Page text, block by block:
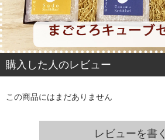
購入した人のレビュー
この商品にはまだありません
レビューを書く